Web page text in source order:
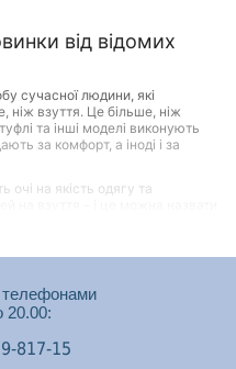
від відомих
сучасної людини, які
ніж взуття. Це більше, ніж
та інші моделі виконують
за комфорт, а іноді і за
очі на якість одягу та
якісного взуття відомі
настрій та стан
20.00:
817-15